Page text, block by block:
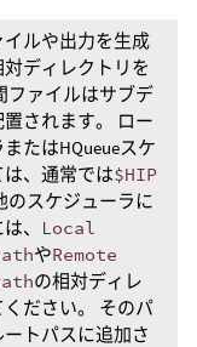
ルや出力を生成
ディレクトリを
ファイルはサブデ
されます。 ロー
たはHQueueスケ
、通常では$HIP
のスケジューラに
、
Local
やRemote
の相対ディレ
ださい。 そのパ
トパスに追加さ